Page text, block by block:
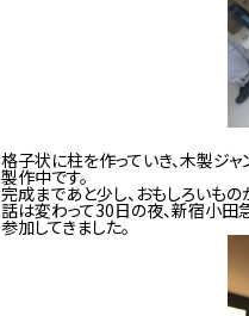
格子状に柱を作っていき、木製ジ
製作中です。
完成まであと少し、おもしろいもの
話は変わって30日の夜、新宿小田
参加してきました。